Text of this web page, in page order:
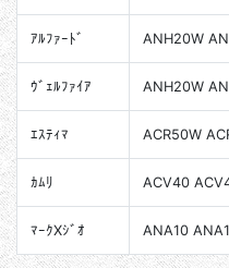
ｱﾙﾌｧｰﾄﾞ ANH20W
ｳﾞｪﾙﾌｧｲｱ ANH20W
ｴｽﾃｨﾏ ACR50W
ｶﾑﾘ ACV40
ﾏｰｸXｼﾞｵ ANA10